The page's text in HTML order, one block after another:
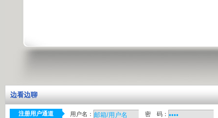
边看边聊
注册用户通道 用户名： 密 码：